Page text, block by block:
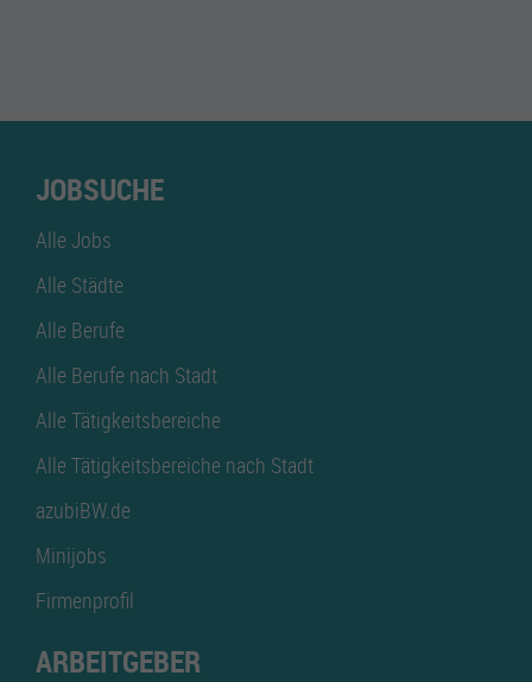
JOBSUCHE
Alle Jobs
Alle Städte
Alle Berufe
Alle Berufe nach Stadt
Alle Tätigkeitsbereiche
Alle Tätigkeitsbereiche nach Stadt
azubiBW.de
Minijobs
Firmenprofil
ARBEITGEBER